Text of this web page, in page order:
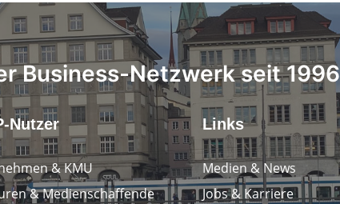
Business-Netzwerk seit 1996
Nutzer
& KMU
& Medienschaffende
Links
Medien & News
Jobs & Karriere